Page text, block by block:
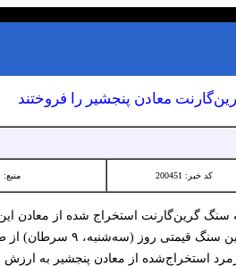
معادن پنجشیر را فروختند
کد خبر: 200451 منبع:
از طریق مزایده به فروش رسیده است.